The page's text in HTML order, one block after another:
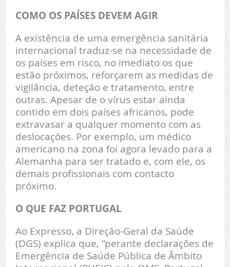
COMO OS PAÍSES DEVEM AGIR
A existência de uma emergência sanitária
internacional traduz-se na necessidade de
os países em risco, no imediato os que
estão próximos, reforçarem as medidas de
vigilância, deteção e tratamento, entre
outras. Apesar de o vírus estar ainda
contido em dois países africanos, pode
extravasar a qualquer momento com as
deslocações. Por exemplo, um médico
americano na zona foi agora levado para a
Alemanha para ser tratado e, com ele, os
demais profissionais com contacto
próximo.
O QUE FAZ PORTUGAL
Ao Expresso, a Direção-Geral da Saúde
(DGS) explica que, “perante declarações de
Emergência de Saúde Pública de Âmbito